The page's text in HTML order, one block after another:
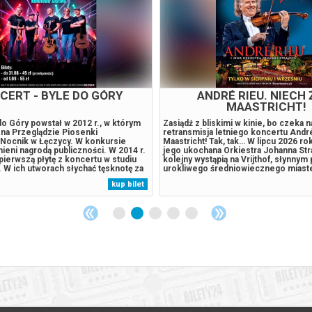
- 2D DUBBING
stateczny mąż i ojciec gromadki 53
cichu marzy o wielkiej przygodzie.
drodze małą jeżyczkę Helę doznaje
zaczyna wierzyć, że jest hrabią
pogromcą smoków i wybawcą
że świat pełen jest
wyzwań, porzuca rodzinne strony,
złem i nieść pomoc słabszym. U
kroczy Hela,...
kup bilet
EKIPA ZWIERZAKÓW - 2D
Królik Waldi to stateczny mąż i
dzieci, który po cichu marzy o
Gdy ratując na drodze małą jeżyczkę
kontuzji głowy, zaczyna wierzyć, że
Farmazonem, pogromcą smoków i
księżniczek. Przekonany, że świat
czekających go wyzwań, porzuca
by walczyć ze złem i nieść pomoc
jego boku zaś kroczy Hela,...